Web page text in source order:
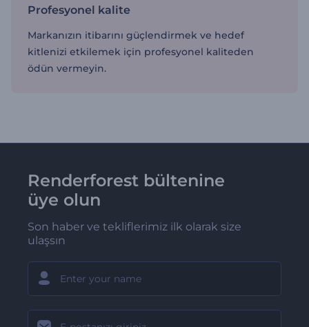
Profesyonel kalite
Markanızın itibarını güçlendirmek ve hedef
kitlenizi etkilemek için profesyonel kaliteden
ödün vermeyin.
Renderforest bültenine
üye olun
Son haber ve tekliflerimiz ilk olarak size
ulaşsın